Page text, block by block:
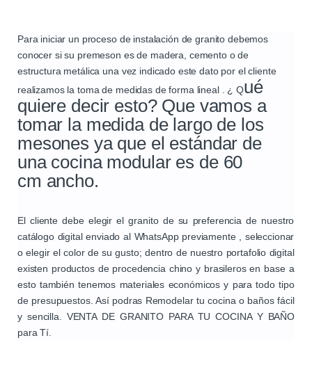
Para iniciar un proceso de instalación de granito debemos
conocer si su premeson es de madera, cemento o de
estructura metálica una vez indicado este dato por el cliente
realizamos la toma de medidas de forma lineal . ¿ Qué
quiere decir esto? Que vamos a
tomar la medida de largo de los
mesones ya que el estándar de
una cocina modular es de 60
cm ancho.
El cliente debe elegir el granito de su preferencia de nuestro
catálogo digital enviado al WhatsApp previamente , seleccionar
o elegir el color de su gusto; dentro de nuestro portafolio digital
existen productos de procedencia chino y brasileros en base a
esto también tenemos materiales económicos y para todo tipo
de presupuestos. Así podras Remodelar tu cocina o baños fácil
y sencilla. VENTA DE GRANITO PARA TU COCINA Y BAÑO
para Tí.